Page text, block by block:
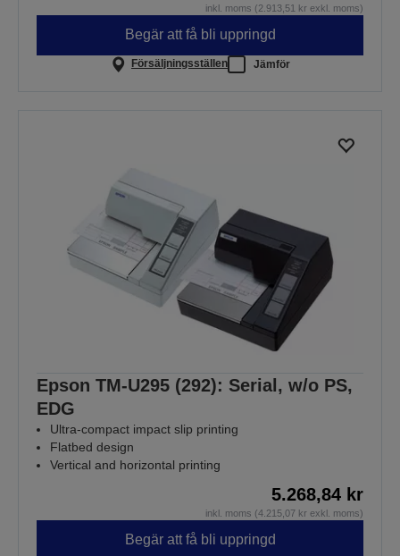
inkl. moms (2.913,51 kr exkl. moms)
Begär att få bli uppringd
Försäljningsställen Jämför
Epson TM-U295 (292): Serial, w/o PS,
EDG
Ultra-compact impact slip printing
Flatbed design
Vertical and horizontal printing
5.268,84 kr
inkl. moms (4.215,07 kr exkl. moms)
Begär att få bli uppringd